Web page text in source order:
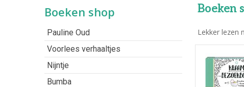
Boeken shop
Pauline Oud
Voorlees verhaaltjes
Nijntje
Bumba
Boeken
Lekker lezen